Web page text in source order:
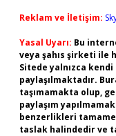
Reklam ve İletişim:
Yasal Uyarı: Bu
veya şahıs şirketi ile
Sitede yalnızca kendi
paylaşılmaktadır.
taşımamakta olup,
paylaşım
benzerlikleri
taslak halindedir ve